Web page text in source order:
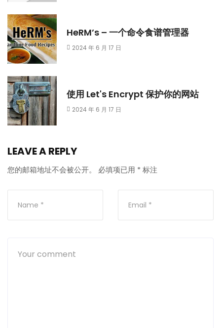
HeRM’s – 一个命令食谱管理器
2024 年 6 月 17 日
使用 Let's Encrypt 保护你的网站
2024 年 6 月 17 日
LEAVE A REPLY
您的邮箱地址不会被公开。 必填项已用 * 标注